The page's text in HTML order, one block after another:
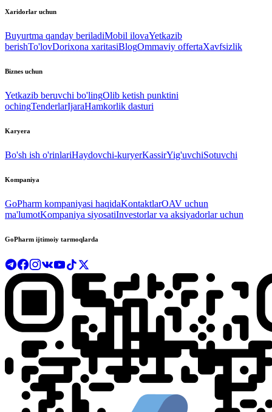
Xaridorlar uchun
Buyurtma qanday beriladiMobil ilovaYetkazib
berishTo'lovDorixona xaritasiBlogOmmaviy offertaXavfsizlik
Biznes uchun
Yetkazib beruvchi bo'lingOlib ketish punktini
ochingTenderlarIjaraHamkorlik dasturi
Karyera
Bo'sh ish o'rinlariHaydovchi-kuryerKassirYig'uvchiSotuvchi
Kompaniya
GoPharm kompaniyasi haqidaKontaktlarOAV uchun
ma'lumotKompaniya siyosatiInvestorlar va aksiyadorlar uchun
GoPharm ijtimoiy tarmoqlarda